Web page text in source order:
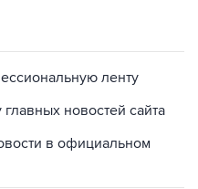
ленту
новостей сайта
в официальном